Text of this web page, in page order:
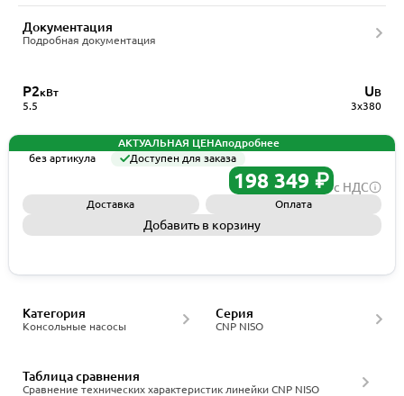
Документация
Подробная документация
P2кВт
5.5
UВ
3x380
АКТУАЛЬНАЯ ЦЕНАподробнее
без артикула
Доступен для заказа
198 349 ₽ с НДС
Доставка Оплата
Добавить в корзину
Консольные насосы
Категория
CNP NISO
Серия
Сравнение технических характеристик линейки CNP NISO
Таблица сравнения